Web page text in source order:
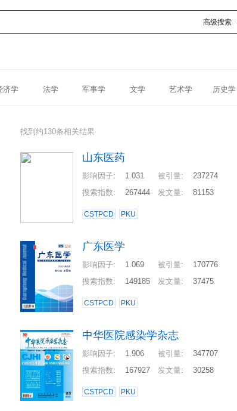
高级搜索
济学 法学 军事学 文学 艺术学 历史学
找到约130条相关结果
山东医药
影响因子: 1.031 被引量:
237274
搜索指数: 267444 发文量: 81153
CSTPCD PKU
广东医学
影响因子: 1.069 被引量:
170776
搜索指数: 149185 发文量: 37475
CSTPCD PKU
中华医院感染学杂志
影响因子: 1.906 被引量:
347707
搜索指数: 167927 发文量: 30258
CSTPCD PKU